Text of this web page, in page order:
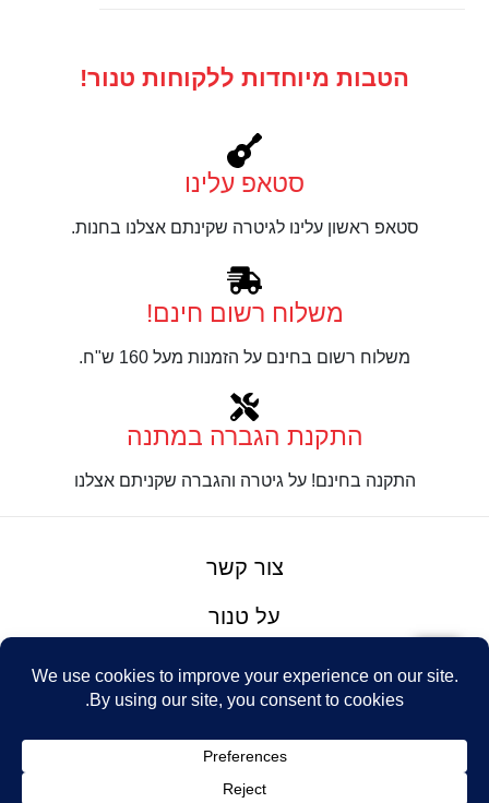
הטבות מיוחדות ללקוחות טנור!
סטאפ עלינו
סטאפ ראשון עלינו לגיטרה שקינתם אצלנו בחנות.
משלוח רשום חינם!
משלוח רשום בחינם על הזמנות מעל 160 ש"ח.
התקנת הגברה במתנה
התקנה בחינם! על גיטרה והגברה שקניתם אצלנו
צור קשר
על טנור
תנאים והגבלות
© Tenor Music
Ltd
Design: Eshel
Haim